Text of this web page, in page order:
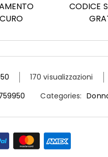
CODICE
170 visualizzazioni
Categories: